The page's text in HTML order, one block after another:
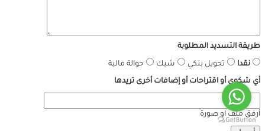
طريقة التسديد المطلوبة
نقدا تحويل بنكي شيك حوالة مالية
أي شكوى أو اقتراحات أو إضافات أخرى تريدها
أرفق ملف او صورة